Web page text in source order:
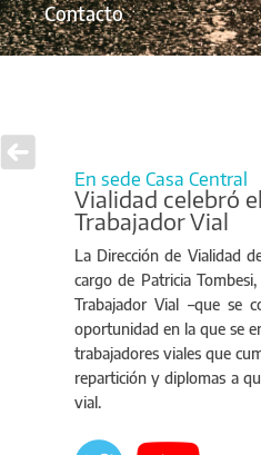
Contacto
En sede Casa Central
Vialidad celebró
Trabajador Vial
La Dirección de Vialidad
cargo de Patricia
Trabajador Vial –que se
oportunidad en la que se
trabajadores viales que
repartición y diplomas a
vial.